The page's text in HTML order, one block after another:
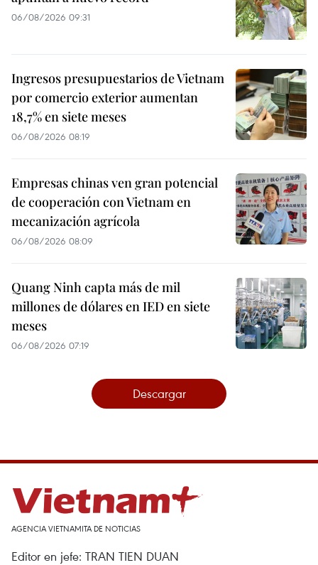
06/08/2026 09:31
Ingresos presupuestarios de Vietnam
por comercio exterior aumentan
18,7% en siete meses
06/08/2026 08:19
Empresas chinas ven gran potencial
de cooperación con Vietnam en
mecanización agrícola
06/08/2026 08:09
Quang Ninh capta más de mil
millones de dólares en IED en siete
meses
06/08/2026 07:19
Descargar
AGENCIA VIETNAMITA DE NOTICIAS
Editor en jefe: TRAN TIEN DUAN